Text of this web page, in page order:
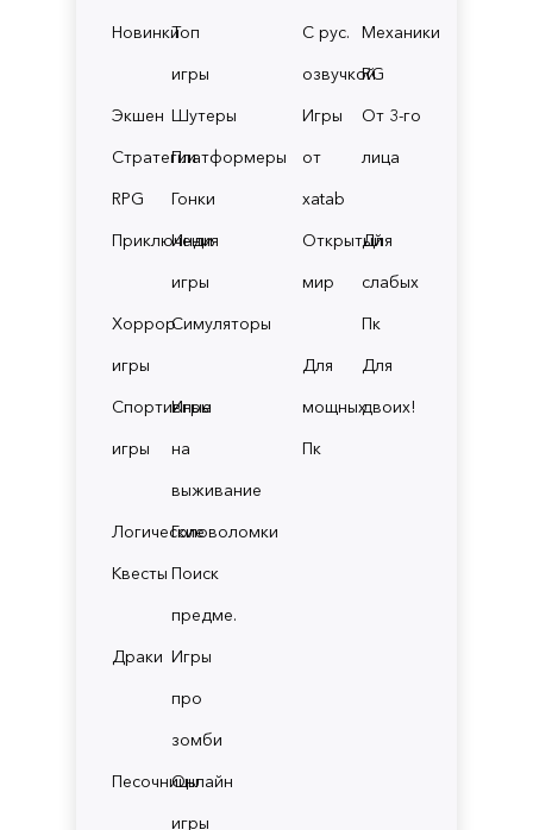
НовинкиТоп
игры
Экшен Шутеры
СтратегииПлатформеры
RPG
Гонки
Приключения
Инди
игры
Хоррор
игры
Симуляторы
Спортивные
игры
Игры
на
выживание
ЛогическиеГоловоломки
Квесты Поиск
предме.
Драки Игры
про
зомби
ПесочницыОнлайн
игры
С рус.
озвучкой
Механики
RG
Игры
от
xatab
От 3-го
лица
Открытый
мир
Для
слабых
Пк
Для
мощных
Пк
Для
двоих!